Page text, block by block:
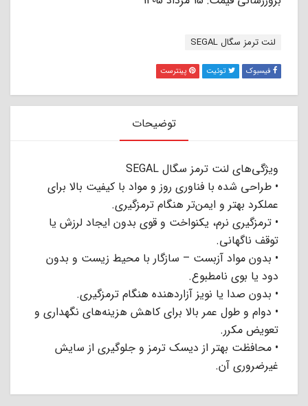
برچسب:
لنت ترمز سگال SEGAL
فیسبوک توئیت پینترست
توضیحات
ویژگی‌های لنت ترمز سگال SEGAL
• طراحی شده با فناوری روز و مواد با کیفیت بالا برای
عملکرد بهتر و ایمن‌تر هنگام ترمزگیری.
• ترمزگیری نرم، یکنواخت و قوی بدون ایجاد لرزش یا
توقف ناگهانی.
• بدون مواد آزبست – سازگار با محیط زیست و بدون
دود یا بوی نامطبوع.
• بدون صدا یا نویز آزاردهنده هنگام ترمزگیری.
• دوام و طول عمر بالا برای کاهش هزینه‌های نگهداری و
تعویض مکرر.
• محافظت بهتر از دیسک ترمز و جلوگیری از سایش
غیرضروری آن.